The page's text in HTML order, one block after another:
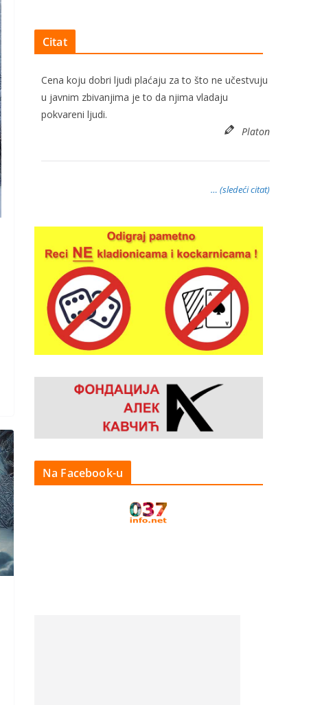
Citat
Cena koju dobri ljudi plaćaju za to što ne učestvuju
u javnim zbivanjima je to da njima vladaju
pokvareni ljudi.
Platon
… (sledeći citat)
Na Facebook-u